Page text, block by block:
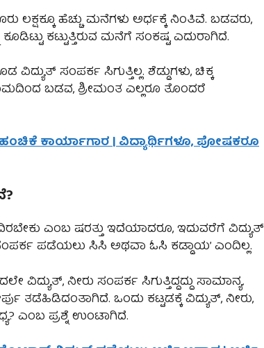
ಲಕ್ಷಕ್ಕೂ ಹೆಚ್ಚು ಮನೆಗಳು ಅರ್ಧಕ್ಕೆ ನಿಂತಿವೆ. ಬಡವರು,
ಕಟ್ಟುತ್ತಿರುವ ಮನೆಗೆ ಸಂಕಷ್ಟ ಎದುರಾಗಿದೆ.
ವಿದ್ಯುತ್ ಸಂಪರ್ಕ ಸಿಗುತ್ತಿಲ್ಲ. ಶೆಡ್ಡುಗಳು, ಚಿಕ್ಕ
ಬಡವ, ಶ್ರೀಮಂತ ಎಲ್ಲರೂ ತೊಂದರೆ
ಹಂಚಿಕೆ ಕಾರ್ಯಾಗಾರ | ವಿದ್ಯಾರ್ಥಿಗಳೂ, ಪೋಷಕರೂ
ಎಂಬ ಷರತ್ತು ಇದೆಯಾದರೂ, ಇದುವರೆಗೆ ವಿದ್ಯುತ್
ಸಂಪರ್ಕ ಪಡೆಯಲು ಸಿಸಿ ಅಥವಾ ಓಸಿ ಕಡ್ಡಾಯ’ ಎಂದಿಲ್ಲ.
ನೀರು ಸಂಪರ್ಕ ಸಿಗುತ್ತಿದ್ದದ್ದು ಸಾಮಾನ್ಯ.
ಒಂದು ಕಟ್ಟಡಕ್ಕೆ ವಿದ್ಯುತ್, ನೀರು,
ಎಂಬ ಪ್ರಶ್ನೆ ಉಂಟಾಗಿದೆ.